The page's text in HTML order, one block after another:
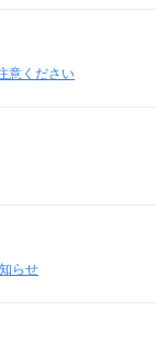
意ください
らせ